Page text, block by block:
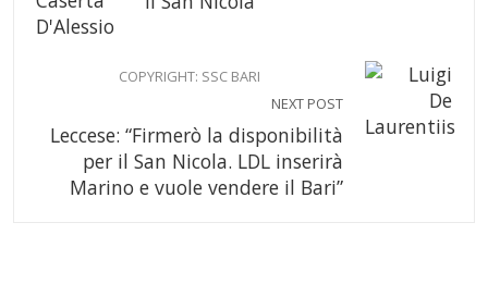
COPYRIGHT: SSC BARI
NEXT POST
Leccese: “Firmerò la disponibilità
per il San Nicola. LDL inserirà
Marino e vuole vendere il Bari”